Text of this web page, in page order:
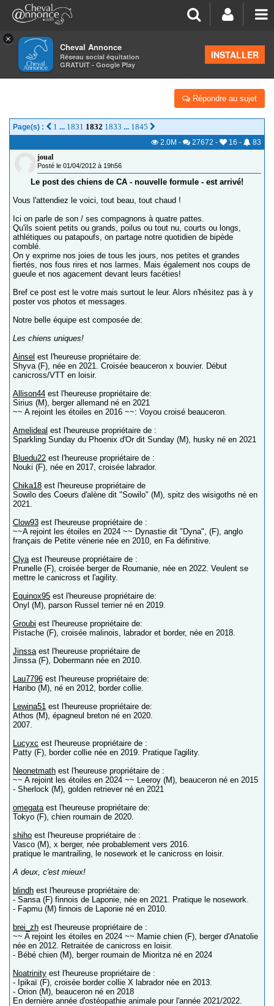
×
Cheval Annonce
Réseau social équitation
GRATUIT - Google Play
INSTALLER
>Salon de thé
POST DES CHIENS DE CA
Répondre au sujet
Page(s) : 1 ... 1831 1832 1833 ... 1845
2.0M - 27672 - 16 -
83
joual
Posté le 01/04/2012 à 19h56
Le post des chiens de CA - nouvelle formule - est arrivé!
Vous l'attendiez le voici, tout beau, tout chaud !
Ici on parle de son / ses compagnons à quatre pattes.
Qu'ils soient petits ou grands, poilus ou tout nu, courts ou longs,
athlétiques ou patapoufs, on partage notre quotidien de bipède
comblé.
On y exprime nos joies de tous les jours, nos petites et grandes
fiertés, nos fous rires et nos larmes. Mais également nos coups de
gueule et nos agacement devant leurs facéties!
Bref ce post est le votre mais surtout le leur. Alors n'hésitez pas à y
poster vos photos et messages.
Notre belle équipe est composée de:
Les chiens uniques!
Ainsel est l'heureuse propriétaire de:
Shyva (F), née en 2021. Croisée beauceron x bouvier. Début
canicross/VTT en loisir.
Allison44 est l'heureuse propriétaire de:
Sirius (M), berger allemand né en 2021
~~ A rejoint les étoiles en 2016 ~~: Voyou croisé beauceron.
Amelideal est l'heureuse propriétaire de :
Sparkling Sunday du Phoenix d'Or dit Sunday (M), husky né en 2021
Bluedu22 est l'heureuse propriétaire de :
Nouki (F), née en 2017, croisée labrador.
Chika18 est l'heureuse propriétaire de
Sowilo des Coeurs d'alène dit "Sowilo" (M), spitz des wisigoths né en
2021.
Clow93 est l'heureuse propriétaire de :
~~A rejoint les étoiles en 2024 ~~ Dynastie dit "Dyna", (F), anglo
français de Petite vénerie née en 2010, en Fa définitive.
Clyaest l'heureuse propriétaire de :
Prunelle (F), croisée berger de Roumanie, née en 2022. Veulent se
mettre le canicross et l'agility.
Equinox95 est l'heureuse propriétaire de:
Onyl (M), parson Russel terrier né en 2019.
Groubi est l'heureuse propriétaire de:
Pistache (F), croisée malinois, labrador et border, née en 2018.
Jinssaest l'heureuse propriétaire de
Jinssa (F), Dobermann née en 2010.
Lau7796 est l'heureuse propriétaire de:
Haribo (M), né en 2012, border collie.
Lewina51 est l'heureuse propriétaire de:
Athos (M), épagneul breton né en 2020.
2007.
Lucyxc est l'heureuse propriétaire de :
Patty (F), border collie née en 2019. Pratique l'agility.
Neonetmath est l'heureuse propriétaire de :
~~ A rejoint les étoiles en 2024 ~~ Leeroy (M), beauceron né en 2015
- Sherlock (M), golden retriever né en 2021
omegataest l'heureuse propriétaire de:
Tokyo (F), chien roumain de 2020.
shiho est l'heureuse propriétaire de :
Vasco (M), x berger, née probablement vers 2016.
pratique le mantrailing, le nosework et le canicross en loisir.
A deux, c'est mieux!
blindh est l'heureuse propriétaire de:
- Sansa (F) finnois de Laponie, née en 2021. Pratique le nosework.
- Fapmu (M) finnois de Laponie né en 2010.
brei_zh est l'heureuse propriétaire de :
~~ A rejoint les étoiles en 2024 ~~ Mamie chien (F), berger d'Anatolie
née en 2012. Retraitée de canicross en loisir.
- Bébé chien (M), berger roumain de Mioritza né en 2024
Noatrinity est l'heureuse propriétaire de :
- Ipikaï (F), croisée border collie X labrador née en 2013.
- Orion (M), beauceron né en 2018
En dernière année d'ostéopathie animale pour l'année 2021/2022.